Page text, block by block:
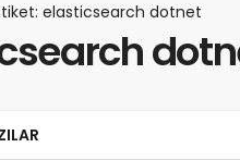
elasticsearch dotnet